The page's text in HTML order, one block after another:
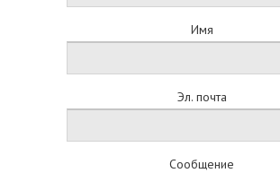
Имя
Эл. почта
Сообщение